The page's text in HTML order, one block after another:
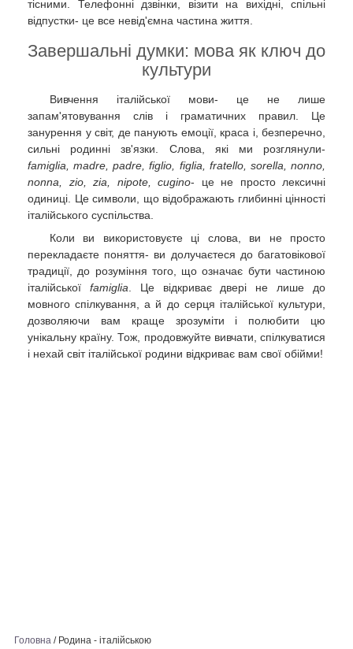
тісними. Телефонні дзвінки, візити на вихідні, спільні
відпустки- це все невід'ємна частина життя.
Завершальні думки: мова як ключ до
культури
Вивчення італійської мови- це не лише
запам'ятовування слів і граматичних правил. Це
занурення у світ, де панують емоції, краса і, безперечно,
сильні родинні зв'язки. Слова, які ми розглянули-
famiglia, madre, padre, figlio, figlia, fratello, sorella, nonno,
nonna, zio, zia, nipote, cugino- це не просто лексичні
одиниці. Це символи, що відображають глибинні цінності
італійського суспільства.
Коли ви використовуєте ці слова, ви не просто
перекладаєте поняття- ви долучаєтеся до багатовікової
традиції, до розуміння того, що означає бути частиною
італійської famiglia. Це відкриває двері не лише до
мовного спілкування, а й до серця італійської культури,
дозволяючи вам краще зрозуміти і полюбити цю
унікальну країну. Тож, продовжуйте вивчати, спілкуватися
і нехай світ італійської родини відкриває вам свої обійми!
Головна / Родина - італійською